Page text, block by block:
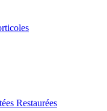
Restaurées